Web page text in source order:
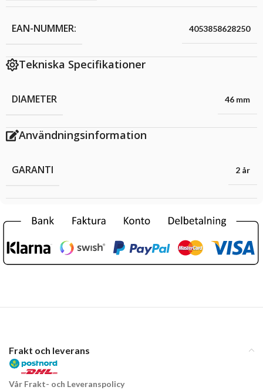
EAN-NUMMER: 4053858628250
Tekniska Specifikationer
DIAMETER 46 mm
Användningsinformation
GARANTI 2 år
Frakt och leverans
Vår Frakt- och Leveranspolicy